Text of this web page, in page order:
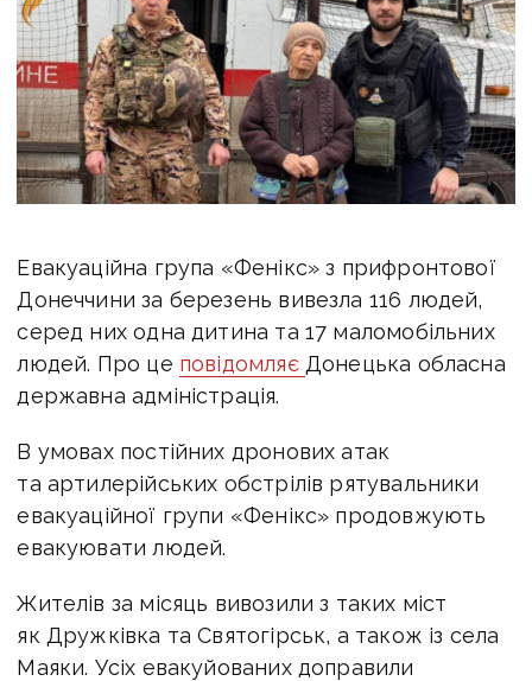
Евакуаційна група «Фенікс» з прифронтової
Донеччини за березень вивезла 116 людей,
серед них одна дитина та 17 маломобільних
людей. Про це повідомляє Донецька обласна
державна адміністрація.
В умовах постійних дронових атак
та артилерійських обстрілів рятувальники
евакуаційної групи «Фенікс» продовжують
евакуювати людей.
Жителів за місяць вивозили з таких міст
як Дружківка та Святогірськ, а також із села
Маяки. Усіх евакуйованих доправили